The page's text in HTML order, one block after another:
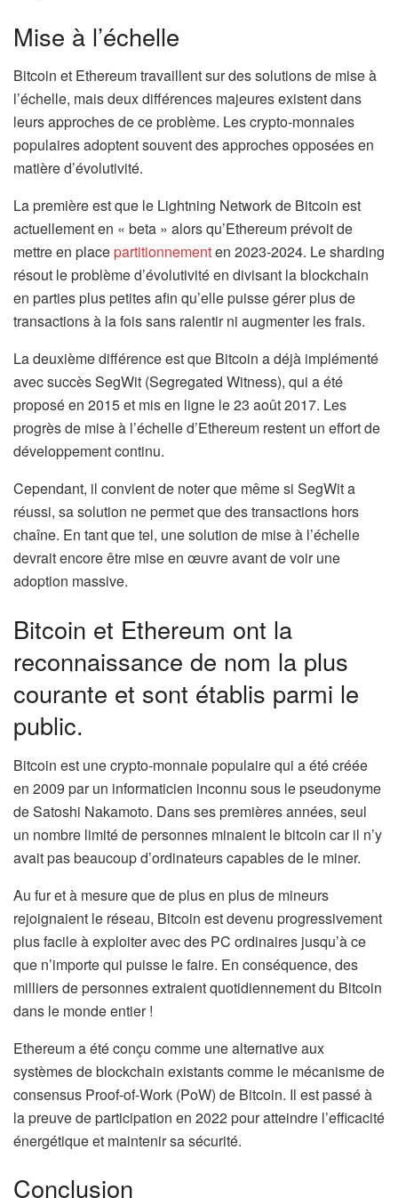
Mise à l’échelle
Bitcoin et Ethereum travaillent sur des solutions de mise à
l’échelle, mais deux différences majeures existent dans
leurs approches de ce problème. Les crypto-monnaies
populaires adoptent souvent des approches opposées en
matière d’évolutivité.
La première est que le Lightning Network de Bitcoin est
actuellement en « beta » alors qu’Ethereum prévoit de
mettre en placepartitionnementen 2023-2024. Le sharding
résout le problème d’évolutivité en divisant la blockchain
en parties plus petites afin qu’elle puisse gérer plus de
transactions à la fois sans ralentir ni augmenter les frais.
La deuxième différence est que Bitcoin a déjà implémenté
avec succès SegWit (Segregated Witness), qui a été
proposé en 2015 et mis en ligne le 23 août 2017. Les
progrès de mise à l’échelle d’Ethereum restent un effort de
développement continu.
Cependant, il convient de noter que même si SegWit a
réussi, sa solution ne permet que des transactions hors
chaîne. En tant que tel, une solution de mise à l’échelle
devrait encore être mise en œuvre avant de voir une
adoption massive.
Bitcoin et Ethereum ont la
reconnaissance de nom la plus
courante et sont établis parmi le
public.
Bitcoin est une crypto-monnaie populaire qui a été créée
en 2009 par un informaticien inconnu sous le pseudonyme
de Satoshi Nakamoto. Dans ses premières années, seul
un nombre limité de personnes minaient le bitcoin car il n’y
avait pas beaucoup d’ordinateurs capables de le miner.
Au fur et à mesure que de plus en plus de mineurs
rejoignaient le réseau, Bitcoin est devenu progressivement
plus facile à exploiter avec des PC ordinaires jusqu’à ce
que n’importe qui puisse le faire. En conséquence, des
milliers de personnes extraient quotidiennement du Bitcoin
dans le monde entier !
Ethereum a été conçu comme une alternative aux
systèmes de blockchain existants comme le mécanisme de
consensus Proof-of-Work (PoW) de Bitcoin. Il est passé à
la preuve de participation en 2022 pour atteindre l’efficacité
énergétique et maintenir sa sécurité.
Conclusion